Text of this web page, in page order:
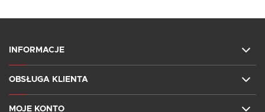
INFORMACJE
OBSŁUGA KLIENTA
MOJE KONTO